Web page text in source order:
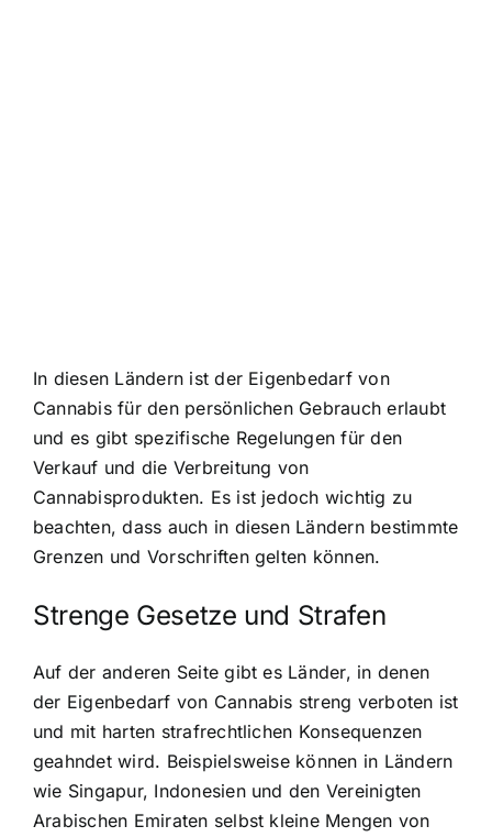
In diesen Ländern ist der Eigenbedarf von
Cannabis für den persönlichen Gebrauch erlaubt
und es gibt spezifische Regelungen für den
Verkauf und die Verbreitung von
Cannabisprodukten. Es ist jedoch wichtig zu
beachten, dass auch in diesen Ländern bestimmte
Grenzen und Vorschriften gelten können.
Strenge Gesetze und Strafen
Auf der anderen Seite gibt es Länder, in denen
der Eigenbedarf von Cannabis streng verboten ist
und mit harten strafrechtlichen Konsequenzen
geahndet wird. Beispielsweise können in Ländern
wie Singapur, Indonesien und den Vereinigten
Arabischen Emiraten selbst kleine Mengen von